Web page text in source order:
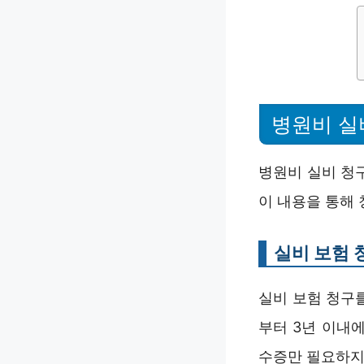
병원비
병원비 실비 청
이 내용을 통해
실비 보험
실비 보험 청구
부터 3년 이내
수증만 필요하